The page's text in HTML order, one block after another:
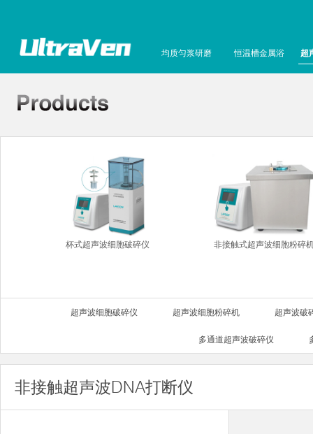
均质匀浆研磨 恒温槽金属浴 超
杯式超声波细胞破碎仪 非接触式超声波细胞粉碎
超声波细胞破碎仪 超声波细胞粉碎机 超声波破
多通道超声波破碎仪
非接触超声波DNA打断仪